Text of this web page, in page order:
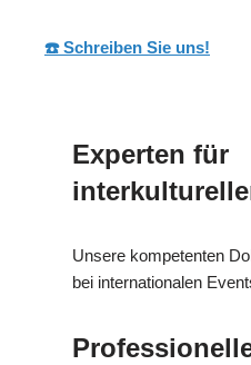
☎️ Schreiben Sie uns!
Experten für
Unsere kompetenten
bei internationalen